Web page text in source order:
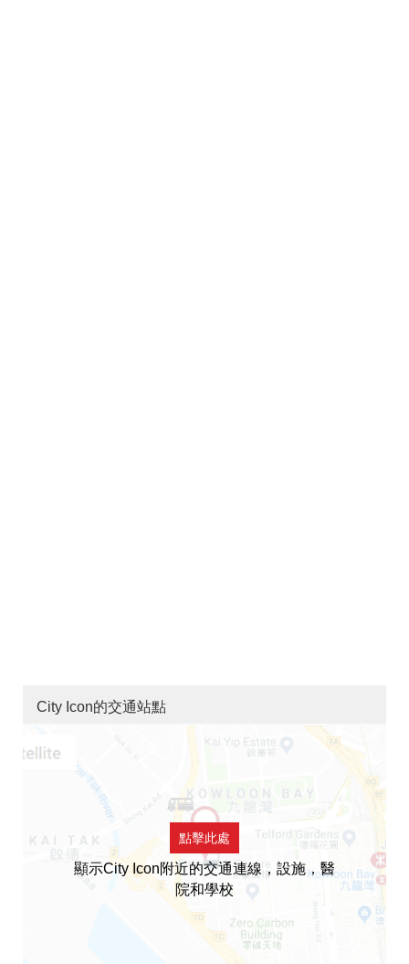
City Icon的交通站點
點擊此處
顯示City Icon附近的交通連線，設施，醫
院和學校